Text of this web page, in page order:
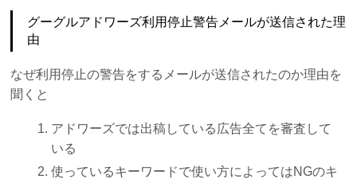
グーグルアドワーズ利用停止警告メールが送信された理
由
なぜ利用停止の警告をするメールが送信されたのか理由を
聞くと
アドワーズでは出稿している広告全てを審査して
いる
使っているキーワードで使い方によってはNGのキ